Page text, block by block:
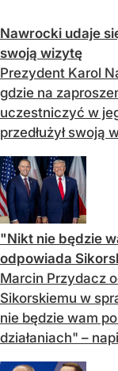
Nawrocki udaje
swoją wizytę
Prezydent Karol
gdzie na
uczestniczyć w
przedłużył swoją
"Nikt nie będzie
odpowiada
Marcin Przydacz
Sikorskiemu w
nie będzie wam
działaniach" –